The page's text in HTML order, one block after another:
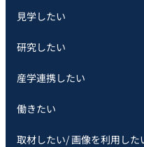
見学したい
研究したい
産学連携したい
働きたい
取材したい/ 画像を利用した